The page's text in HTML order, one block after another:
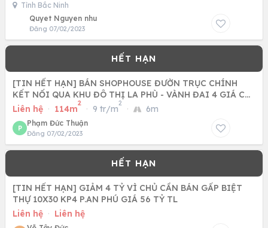
Tỉnh Bắc Ninh
Quyet Nguyen nhu
Đăng 07/02/2023
[TIN HẾT HẠN] BÁN SHOPHOUSE ĐƯỜN TRỤC CHÍNH
KẾT NỐI QUA KHU ĐÔ THỊ LA PHÙ - VÀNH ĐAI 4 GIÁ CHỈ
10 TỶ. LH 0975 159
Liên hệ · 114m
2
· 9 tr/m
2
· 6m
P
Phạm Đức Thuận
Đăng 07/02/2023
[TIN HẾT HẠN] GIẢM 4 TỶ VÌ CHỦ CẦN BÁN GẤP BIỆT
THỰ 10X30 KP4 P.AN PHÚ GIÁ 56 TỶ TL
Liên hệ · Liên hệ